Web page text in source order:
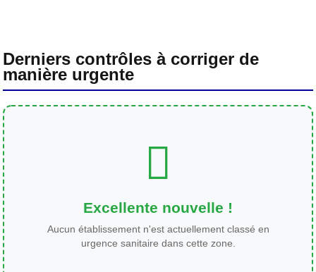
Derniers contrôles à corriger de
manière urgente
Excellente nouvelle !
Aucun établissement n'est actuellement classé en
urgence sanitaire dans cette zone.